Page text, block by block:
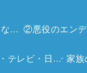
①今世は当主になります
映画・テレビ・日常生活